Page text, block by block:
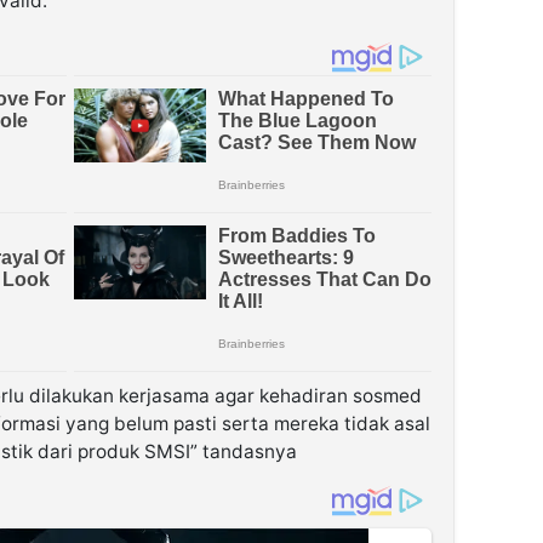
dilakukan kerjasama agar kehadiran sosmed
yang belum pasti serta mereka tidak asal
dari produk SMSI” tandasnya